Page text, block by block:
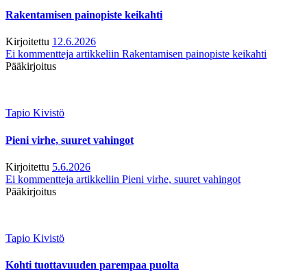
Rakentamisen painopiste keikahti
Kirjoitettu 12.6.2026
Ei kommentteja artikkeliin Rakentamisen painopiste keikahti
Pääkirjoitus
Tapio Kivistö
Pieni virhe, suuret vahingot
Kirjoitettu 5.6.2026
Ei kommentteja artikkeliin Pieni virhe, suuret vahingot
Pääkirjoitus
Tapio Kivistö
Kohti tuottavuuden parempaa puolta